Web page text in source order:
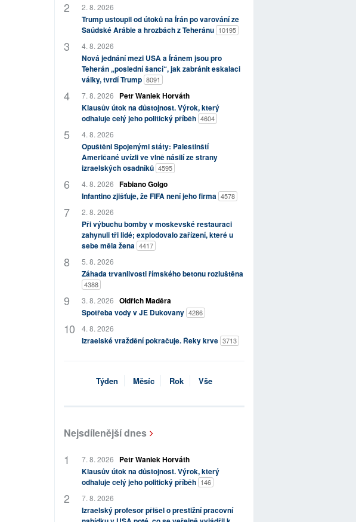
2. 8. 2026
Trump ustoupil od útoků na Írán po varování ze
Saúdské Arábie a hrozbách z Teheránu 10195
4. 8. 2026
Nová jednání mezi USA a Íránem jsou pro
Teherán „poslední šancí“, jak zabránit eskalaci
války, tvrdí Trump 8091
7. 8. 2026
Petr Waniek Horváth
Klausův útok na důstojnost. Výrok, který
odhaluje celý jeho politický příběh 4604
4. 8. 2026
Opuštěni Spojenými státy: Palestinští
Američané uvízli ve vlně násilí ze strany
izraelských osadníků 4595
4. 8. 2026 Fabiano Golgo
Infantino zjišťuje, že FIFA není jeho firma 4578
2. 8. 2026
Při výbuchu bomby v moskevské restauraci
zahynuli tři lidé; explodovalo zařízení, které u
sebe měla žena 4417
5. 8. 2026
Záhada trvanlivosti římského betonu rozluštěna
4388
3. 8. 2026 Oldřich Maděra
Spotřeba vody v JE Dukovany 4286
4. 8. 2026
Izraelské vraždění pokračuje. Řeky krve 3713
Týden Měsíc Rok Vše
Nejsdílenější dnes
7. 8. 2026
Petr Waniek Horváth
Klausův útok na důstojnost. Výrok, který
odhaluje celý jeho politický příběh 146
7. 8. 2026
Izraelský profesor přišel o prestižní pracovní